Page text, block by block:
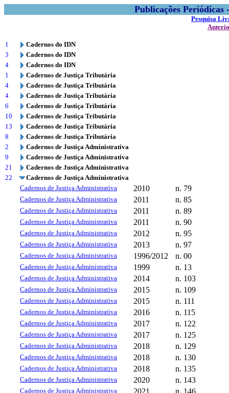
Publicações
Pesquisa
1
Cadernos do IDN
3
Cadernos do IDN
4
Cadernos do IDN
1
Cadernos de Justiça Tributária
4
Cadernos de Justiça Tributária
4
Cadernos de Justiça Tributária
6
Cadernos de Justiça Tributária
10
Cadernos de Justiça Tributária
13
Cadernos de Justiça Tributária
8
Cadernos de Justiça Tributária
2
Cadernos de Justiça Administrativa
9
Cadernos de Justiça Administrativa
21
Cadernos de Justiça Administrativa
22
Cadernos de Justiça Administrativa
Cadernos de Justiça Administrativa
2010 n. 79
Cadernos de Justiça Administrativa 2011 n. 85
Cadernos de Justiça Administrativa 2011 n. 89
Cadernos de Justiça Administrativa 2011 n. 90
Cadernos de Justiça Administrativa 2012 n. 95
Cadernos de Justiça Administrativa 2013 n. 97
Cadernos de Justiça Administrativa 1996/2012 n. 00
Cadernos de Justiça Administrativa 1999 n. 13
Cadernos de Justiça Administrativa 2014 n. 103
Cadernos de Justiça Administrativa 2015 n. 109
Cadernos de Justiça Administrativa 2015 n. 111
Cadernos de Justiça Administrativa 2016 n. 115
Cadernos de Justiça Administrativa 2017 n. 122
Cadernos de Justiça Administrativa 2017 n. 125
Cadernos de Justiça Administrativa 2018 n. 129
Cadernos de Justiça Administrativa 2018 n. 130
Cadernos de Justiça Administrativa 2018 n. 135
Cadernos de Justiça Administrativa 2020 n. 143
Cadernos de Justiça Administrativa 2021 n. 146